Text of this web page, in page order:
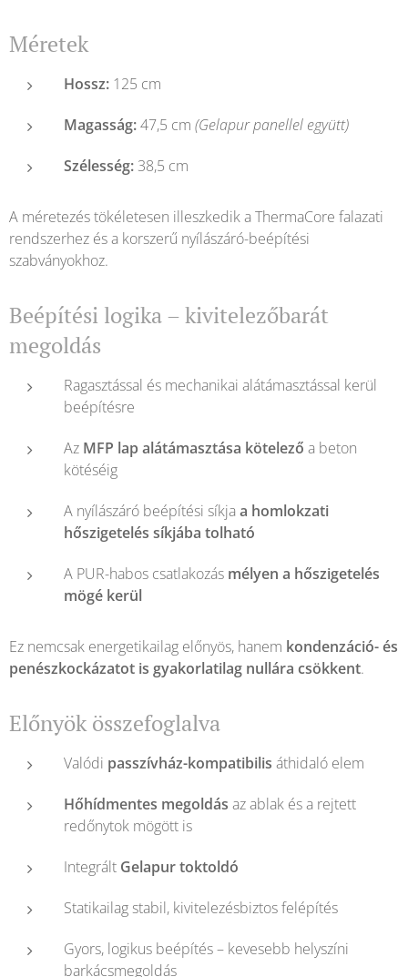
Méretek
Hossz: 125 cm
Magasság:47,5 cm (Gelapur panellel együtt)
Szélesség: 38,5 cm
A méretezés tökéletesen illeszkedik a ThermaCore falazati
rendszerhez és a korszerű nyílászáró-beépítési
szabványokhoz.
Beépítési logika – kivitelezőbarát
megoldás
Ragasztással és mechanikai alátámasztással kerül
beépítésre
Az MFP lap alátámasztása kötelező a beton
kötéséig
A nyílászáró beépítési síkjaa homlokzati
hőszigetelés síkjába tolható
A PUR-habos csatlakozás mélyen a hőszigetelés
mögé kerül
Ez nemcsak energetikailag előnyös, hanem kondenzáció- és
penészkockázatot is gyakorlatilag nullára csökkent.
Előnyök összefoglalva
Valódi passzívház-kompatibilis áthidaló elem
Hőhídmentes megoldás az ablak és a rejtett
redőnytok mögött is
Integrált Gelapur toktoldó
Statikailag stabil, kivitelezésbiztos felépítés
Gyors, logikus beépítés – kevesebb helyszíni
barkácsmegoldás